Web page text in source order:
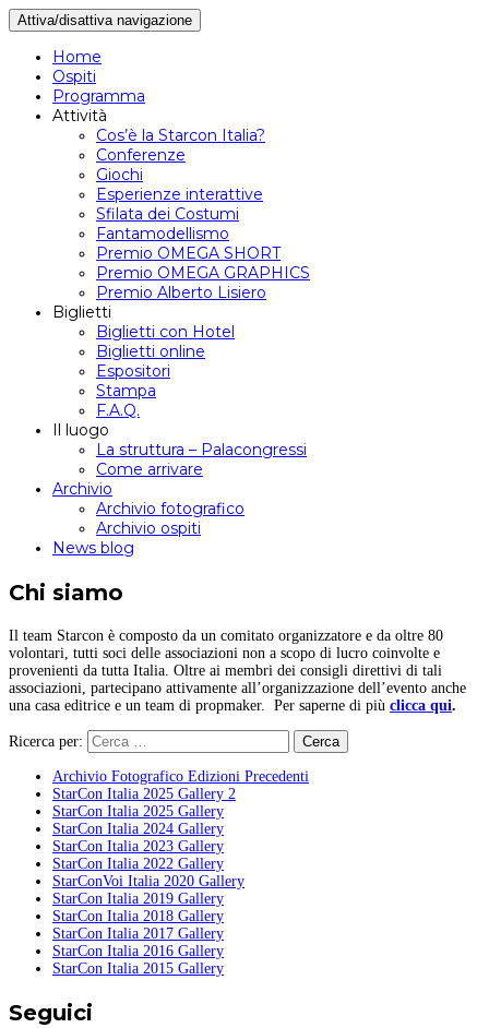
Attiva/disattiva navigazione
Home
Ospiti
Programma
Attività
Cos’è la Starcon Italia?
Conferenze
Giochi
Esperienze interattive
Sfilata dei Costumi
Fantamodellismo
Premio OMEGA SHORT
Premio OMEGA GRAPHICS
Premio Alberto Lisiero
Biglietti
Biglietti con Hotel
Biglietti online
Espositori
Stampa
F.A.Q.
Il luogo
La struttura – Palacongressi
Come arrivare
Archivio
Archivio fotografico
Archivio ospiti
News blog
Chi siamo
Il team Starcon è composto da un comitato organizzatore e da oltre 80
volontari, tutti soci delle associazioni non a scopo di lucro coinvolte e
provenienti da tutta Italia. Oltre ai membri dei consigli direttivi di tali
associazioni, partecipano attivamente all’organizzazione dell’evento anche
una casa editrice e un team di propmaker. Per saperne di più clicca qui.
Ricerca per:
Archivio Fotografico Edizioni Precedenti
StarCon Italia 2025 Gallery 2
StarCon Italia 2025 Gallery
StarCon Italia 2024 Gallery
StarCon Italia 2023 Gallery
StarCon Italia 2022 Gallery
StarConVoi Italia 2020 Gallery
StarCon Italia 2019 Gallery
StarCon Italia 2018 Gallery
StarCon Italia 2017 Gallery
StarCon Italia 2016 Gallery
StarCon Italia 2015 Gallery
Seguici